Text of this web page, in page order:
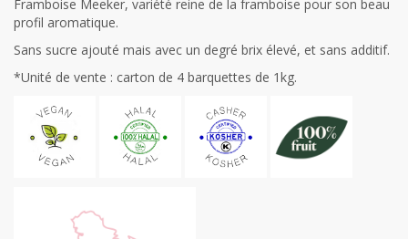
Framboise Meeker, variété reine de la framboise pour son beau
profil aromatique.
Sans sucre ajouté mais avec un degré brix élevé, et sans additif.
*Unité de vente : carton de 4 barquettes de 1kg.